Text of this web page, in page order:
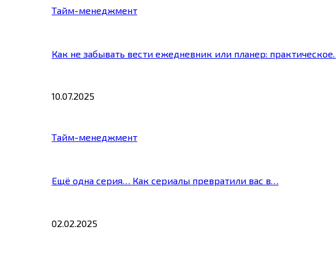
Тайм-менеджмент
Как не забывать вести ежедневник или планер: практическое…
10.07.2025
Тайм-менеджмент
Ещё одна серия… Как сериалы превратили вас в…
02.02.2025